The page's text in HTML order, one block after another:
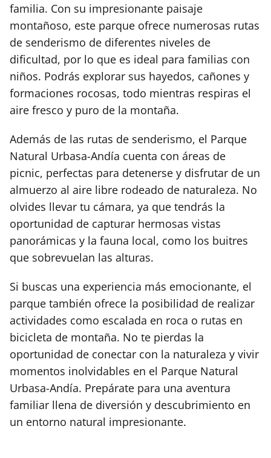
familia. Con su impresionante paisaje
montañoso, este parque ofrece numerosas rutas
de senderismo de diferentes niveles de
dificultad, por lo que es ideal para familias con
niños. Podrás explorar sus hayedos, cañones y
formaciones rocosas, todo mientras respiras el
aire fresco y puro de la montaña.
Además de las rutas de senderismo, el Parque
Natural Urbasa-Andía cuenta con áreas de
picnic, perfectas para detenerse y disfrutar de un
almuerzo al aire libre rodeado de naturaleza. No
olvides llevar tu cámara, ya que tendrás la
oportunidad de capturar hermosas vistas
panorámicas y la fauna local, como los buitres
que sobrevuelan las alturas.
Si buscas una experiencia más emocionante, el
parque también ofrece la posibilidad de realizar
actividades como escalada en roca o rutas en
bicicleta de montaña. No te pierdas la
oportunidad de conectar con la naturaleza y vivir
momentos inolvidables en el Parque Natural
Urbasa-Andía. Prepárate para una aventura
familiar llena de diversión y descubrimiento en
un entorno natural impresionante.